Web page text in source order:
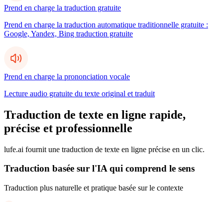
Prend en charge la traduction gratuite
Prend en charge la traduction automatique traditionnelle gratuite :
Google, Yandex, Bing traduction gratuite
Prend en charge la prononciation vocale
Lecture audio gratuite du texte original et traduit
Traduction de texte en ligne rapide,
précise et professionnelle
lufe.ai fournit une traduction de texte en ligne précise en un clic.
Traduction basée sur l'IA qui comprend le sens
Traduction plus naturelle et pratique basée sur le contexte